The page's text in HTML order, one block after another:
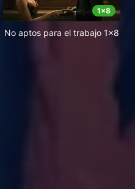
1x8
No aptos para el trabajo 1x8